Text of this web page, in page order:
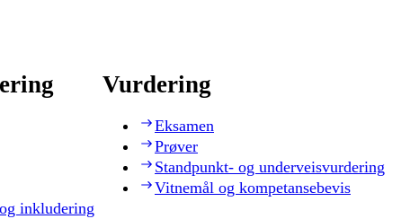
inkludering
Vurdering
Eksamen
Prøver
Standpunkt- og underveisvurdering
Vitnemål og kompetansebevis